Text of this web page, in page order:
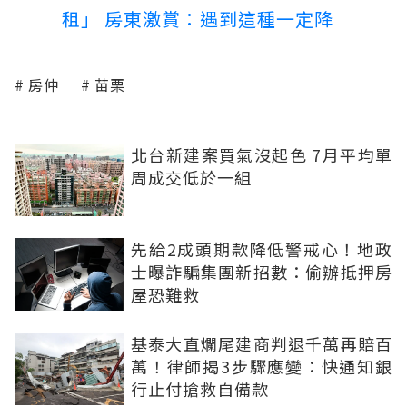
租」 房東激賞：遇到這種一定降
房仲 苗栗
北台新建案買氣沒起色 7月平均單
周成交低於一組
先給2成頭期款降低警戒心！地政
士曝詐騙集團新招數：偷辦抵押房
屋恐難救
基泰大直爛尾建商判退千萬再賠百
萬！律師揭3步驟應變：快通知銀
行止付搶救自備款